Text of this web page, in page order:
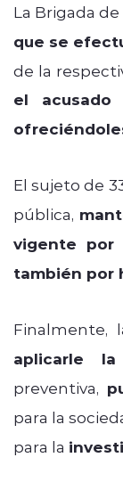
La Brigada
que se
de la
el
El sujeto de
pública,
vigente por
también por
Finalmente,
aplicarle
preventiva,
para la
para la